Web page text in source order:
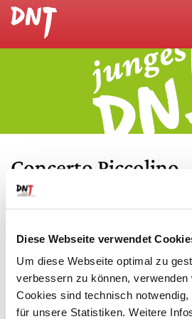
Diese Webseite verwendet
Um diese Webseite optimal zu
verbessern zu können,
Cookies sind technisch
für unsere Statistiken. Weitere
Concerto Piccolino
Konzertreihe für Kinder
Die Begeisterung dafür, Musik mit
lebendigen Rhythmen zu
genug geweckt werden. Dass
Alters fasziniert, ist für uns Anlass
jüngsten Publikum eigene